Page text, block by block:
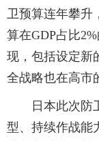
卫预算连年攀升
算在GDP占比
现，包括设定新
全战略也在高市
日本此次防
型、持续作战能